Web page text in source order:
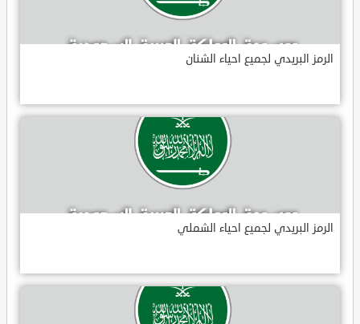
الرمز البريدي لجميع احياء الشنان
الرمز البريدي لجميع احياء الشملي